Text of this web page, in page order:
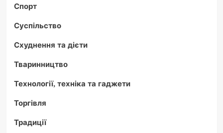
Спорт
Суспільство
Схуднення та дієти
Тваринництво
Технології, техніка та гаджети
Торгівля
Традиції